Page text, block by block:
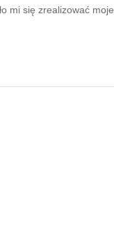
mi się zrealizować moje